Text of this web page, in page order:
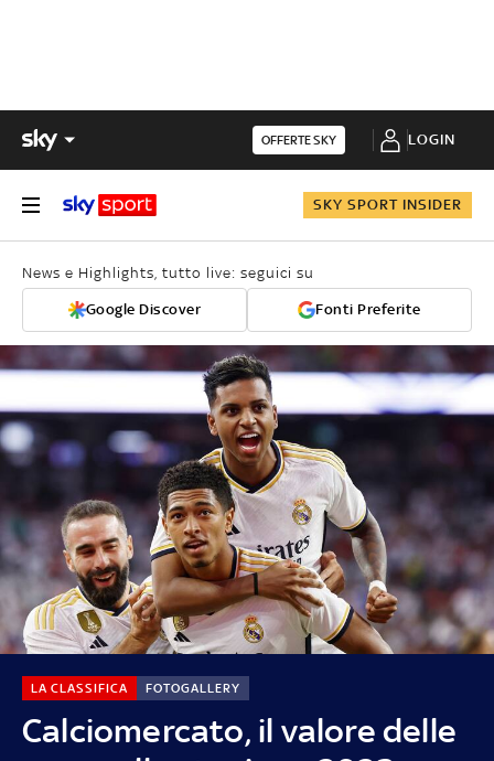
OFFERTE SKY LOGIN
SKY SPORT INSIDER
News e Highlights, tutto live: seguici su
Google Discover Fonti Preferite
Calciomercato, il valore delle
LA CLASSIFICA FOTOGALLERY